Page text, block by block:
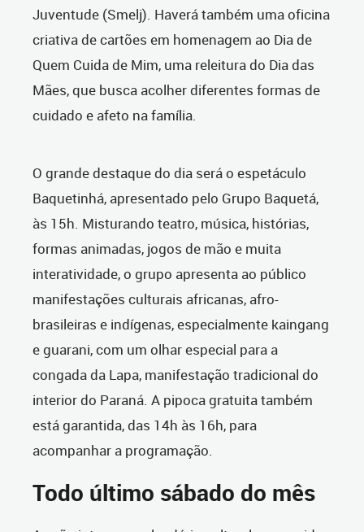
Juventude (Smelj). Haverá também uma oficina
criativa de cartões em homenagem ao Dia de
Quem Cuida de Mim, uma releitura do Dia das
Mães, que busca acolher diferentes formas de
cuidado e afeto na família.
O grande destaque do dia será o espetáculo
Baquetinhá, apresentado pelo Grupo Baquetá,
às 15h. Misturando teatro, música, histórias,
formas animadas, jogos de mão e muita
interatividade, o grupo apresenta ao público
manifestações culturais africanas, afro-
brasileiras e indígenas, especialmente kaingang
e guarani, com um olhar especial para a
congada da Lapa, manifestação tradicional do
interior do Paraná. A pipoca gratuita também
está garantida, das 14h às 16h, para
acompanhar a programação.
Todo último sábado do mês